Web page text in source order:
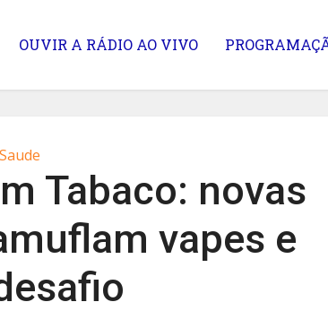
OUVIR A RÁDIO AO VIVO
Saude
Tabaco: novas
vapes e